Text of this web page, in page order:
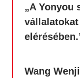
„A Yonyou
Wang